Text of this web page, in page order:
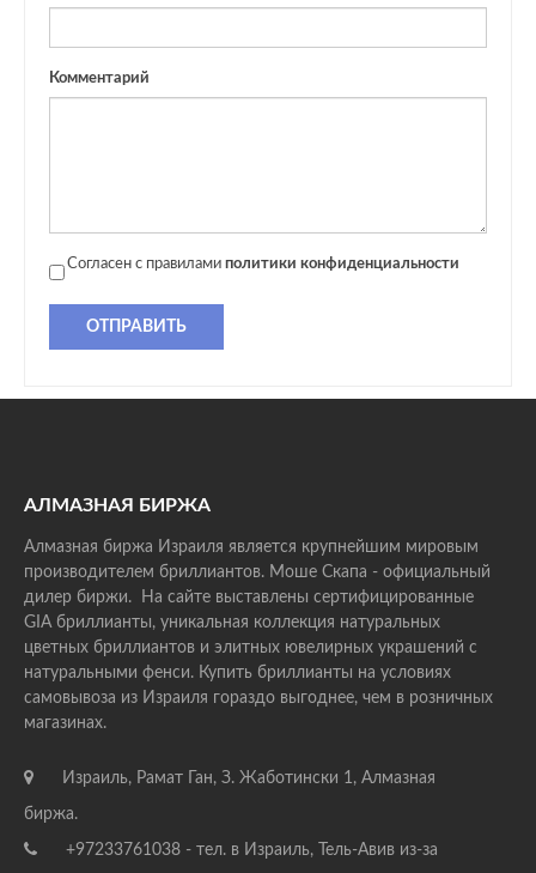
Комментарий
Согласен с правилами политики конфиденциальности
ОТПРАВИТЬ
АЛМАЗНАЯ БИРЖА
Алмазная биржа Израиля является крупнейшим мировым
производителем бриллиантов. Моше Скапа - официальный
дилер биржи. На сайте выставлены сертифицированные
GIA бриллианты, уникальная коллекция натуральных
цветных бриллиантов и элитных ювелирных украшений с
натуральными фенси. Купить бриллианты на условиях
самовывоза из Израиля гораздо выгоднее, чем в розничных
магазинах.
Израиль, Рамат Ган, З. Жаботински 1, Алмазная
биржа.
+97233761038 - тел. в Израиль, Тель-Авив из-за